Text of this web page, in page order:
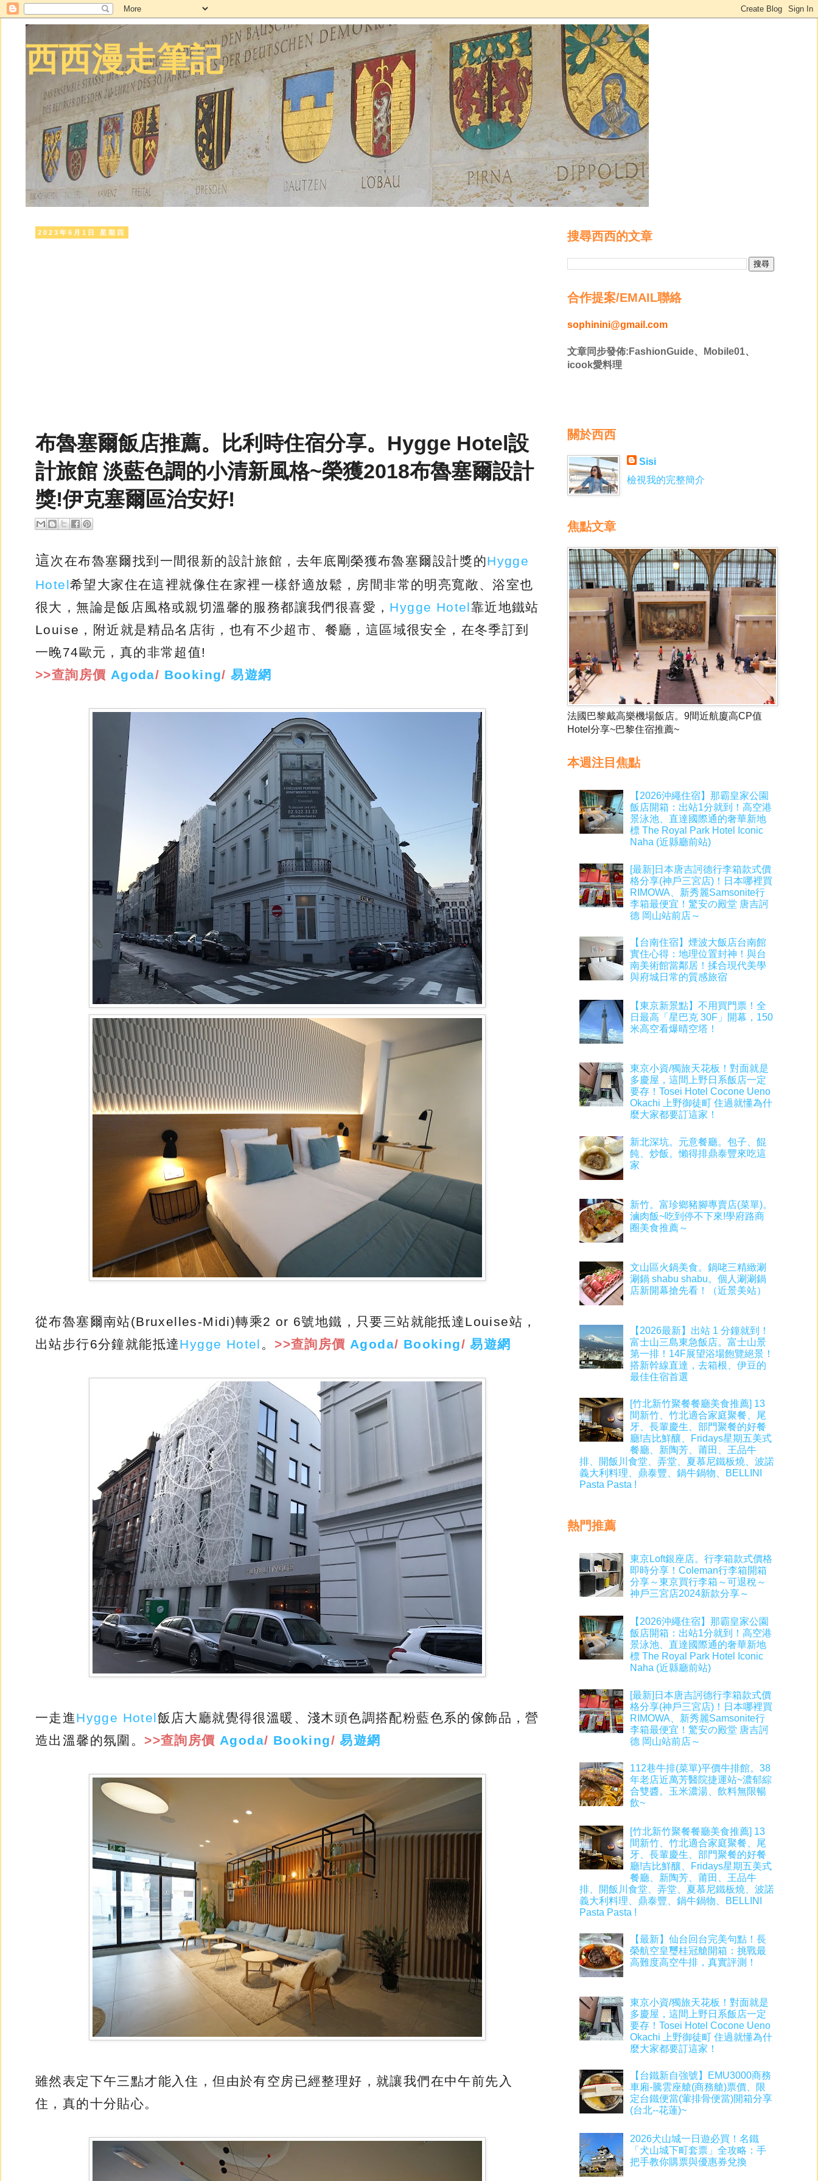
西西漫走筆記
2023年6月1日 星期四
布魯塞爾飯店推薦。比利時住宿分享。Hygge Hotel設
計旅館 淡藍色調的小清新風格~榮獲2018布魯塞爾設計
獎!伊克塞爾區治安好!
這次在布魯塞爾找到一間很新的設計旅館，去年底剛榮獲布魯塞爾設計獎的Hygge
Hotel希望大家住在這裡就像住在家裡一樣舒適放鬆，房間非常的明亮寬敞、浴室也
很大，無論是飯店風格或親切溫馨的服務都讓我們很喜愛， Hygge Hotel靠近地鐵站
Louise，附近就是精品名店街，也有不少超市、餐廳，這區域很安全，在冬季訂到
一晚74歐元，真的非常超值!
>>查詢房價 Agoda/ Booking/易遊網
從布魯塞爾南站(Bruxelles-Midi)轉乘2 or 6號地鐵，只要三站就能抵達Louise站，
出站步行6分鐘就能抵達Hygge Hotel 。 >>查詢房價 Agoda/ Booking/易遊網
一走進Hygge Hotel飯店大廳就覺得很溫暖、淺木頭色調搭配粉藍色系的傢飾品，營
造出溫馨的氛圍。 >>查詢房價 Agoda/ Booking/易遊網
雖然表定下午三點才能入住，但由於有空房已經整理好，就讓我們在中午前先入
住，真的十分貼心。
搜尋西西的文章
合作提案/EMAIL聯絡
sophinini@gmail.com
文章同步發佈:FashionGuide、Mobile01、
icook愛料理
關於西西
Sisi
檢視我的完整簡介
焦點文章
法國巴黎戴高樂機場飯店。9間近航廈高CP值
Hotel分享~巴黎住宿推薦~
本週注目焦點
【2026沖繩住宿】那霸皇家公園
飯店開箱：出站1分就到！高空港
景泳池、直達國際通的奢華新地
標 The Royal Park Hotel Iconic
Naha (近縣廳前站)
[最新]日本唐吉訶德行李箱款式價
格分享(神戶三宮店)！日本哪裡買
RIMOWA、新秀麗Samsonite行
李箱最便宜！驚安の殿堂 唐吉訶
德 岡山站前店～
【台南住宿】煙波大飯店台南館
實住心得：地理位置封神！與台
南美術館當鄰居！揉合現代美學
與府城日常的質感旅宿
【東京新景點】不用買門票！全
日最高「星巴克 30F」開幕，150
米高空看爆晴空塔！
東京小資/獨旅天花板！對面就是
多慶屋，這間上野日系飯店一定
要存！Tosei Hotel Cocone Ueno
Okachi 上野御徒町 住過就懂為什
麼大家都要訂這家！
新北深坑。元意餐廳。包子、餛
飩、炒飯。懶得排鼎泰豐來吃這
家
新竹。富珍鄉豬腳專賣店(菜單)。
滷肉飯~吃到停不下來!學府路商
圈美食推薦～
文山區火鍋美食。鍋咾三精緻涮
涮鍋 shabu shabu。個人涮涮鍋
店新開幕搶先看！（近景美站）
【2026最新】出站 1 分鐘就到！
富士山三島東急飯店。富士山景
第一排！14F展望浴場飽覽絕景！
搭新幹線直達，去箱根、伊豆的
最佳住宿首選
[竹北新竹聚餐餐廳美食推薦] 13
間新竹、竹北適合家庭聚餐、尾
牙、長輩慶生、部門聚餐的好餐
廳!吉比鮮釀、Fridays星期五美式
餐廳、新陶芳、莆田、王品牛
排、開飯川食堂、弄堂、夏慕尼鐵板燒、波諾
義大利料理、鼎泰豐、鍋牛鍋物、BELLINI
Pasta Pasta !
熱門推薦
東京Loft銀座店。行李箱款式價格
即時分享！Coleman行李箱開箱
分享～東京買行李箱～可退稅～
神戶三宮店2024新款分享～
【2026沖繩住宿】那霸皇家公園
飯店開箱：出站1分就到！高空港
景泳池、直達國際通的奢華新地
標 The Royal Park Hotel Iconic
Naha (近縣廳前站)
[最新]日本唐吉訶德行李箱款式價
格分享(神戶三宮店)！日本哪裡買
RIMOWA、新秀麗Samsonite行
李箱最便宜！驚安の殿堂 唐吉訶
德 岡山站前店～
112巷牛排(菜單)平價牛排館。38
年老店近萬芳醫院捷運站~濃郁綜
合雙醬。玉米濃湯、飲料無限暢
飲~
[竹北新竹聚餐餐廳美食推薦] 13
間新竹、竹北適合家庭聚餐、尾
牙、長輩慶生、部門聚餐的好餐
廳!吉比鮮釀、Fridays星期五美式
餐廳、新陶芳、莆田、王品牛
排、開飯川食堂、弄堂、夏慕尼鐵板燒、波諾
義大利料理、鼎泰豐、鍋牛鍋物、BELLINI
Pasta Pasta !
【最新】仙台回台完美句點！長
榮航空皇璽桂冠艙開箱：挑戰最
高難度高空牛排，真實評測！
東京小資/獨旅天花板！對面就是
多慶屋，這間上野日系飯店一定
要存！Tosei Hotel Cocone Ueno
Okachi 上野御徒町 住過就懂為什
麼大家都要訂這家！
【台鐵新自強號】EMU3000商務
車廂-騰雲座艙(商務艙)票價、限
定台鐵便當(葷排骨便當)開箱分享
(台北--花蓮)~
2026犬山城一日遊必買！名鐵
「犬山城下町套票」全攻略：手
把手教你購票與優惠券兌換